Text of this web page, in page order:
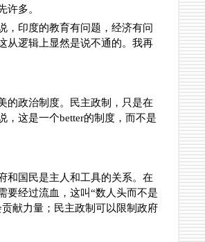
多。
，印度的教育有问题，经济有问
从逻辑上显然是说不通的。我再
的政治制度。民主政制，只是在
，这是一个better的制度，而不是
和国民是主人和工具的关系。在
要经过流血，这叫“数人头而不是
献力量；民主政制可以限制政府